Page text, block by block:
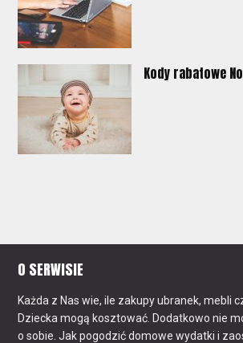
Kody rabatowe
O SERWISIE
Każda z Nas wie, ile zakupy ubranek, mebli
Dziecka mogą kosztować. Dodatkowo nie
o sobie. Jak pogodzić domowe wydatki i